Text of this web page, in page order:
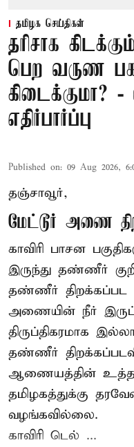
தமிழக செய்திகள்
தரிசாக
பெற வருண
கிடைக்குமா? -
எதிர்பார்ப்பு
Published on: 09 Aug 2026,
தஞ்சாவூர்,
மேட்டூர் அணை
காவிரி பாசன
இருந்து தண்ணீர்
தண்ணீர் திறக்கப்பட
அணையின் நீர்
திருப்திகரமாக
தண்ணீர்
ஆணையத்தின்
தமிழகத்துக்கு
வழங்கவில்லை.
காவிரி டெல் ...